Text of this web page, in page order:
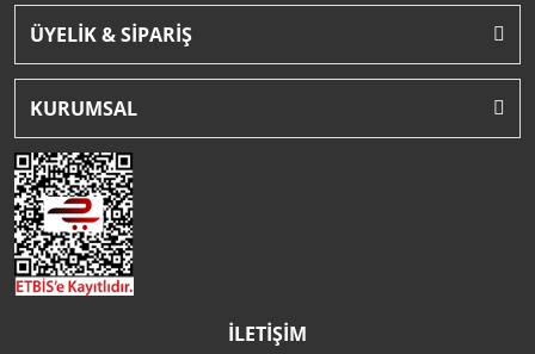
ÜYELİK & SİPARİŞ
KURUMSAL
İLETİŞİM